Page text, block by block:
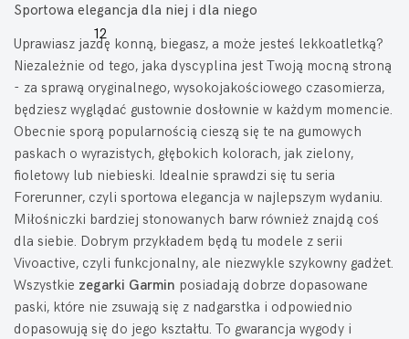
Sportowa elegancja dla niej i dla niego
Uprawiasz jazdę konną, biegasz, a może jesteś lekkoatletką?
Niezależnie od tego, jaka dyscyplina jest Twoją mocną stroną
- za sprawą oryginalnego, wysokojakościowego czasomierza,
będziesz wyglądać gustownie dosłownie w każdym momencie.
Obecnie sporą popularnością cieszą się te na gumowych
paskach o wyrazistych, głębokich kolorach, jak zielony,
fioletowy lub niebieski. Idealnie sprawdzi się tu seria
Forerunner, czyli sportowa elegancja w najlepszym wydaniu.
Miłośniczki bardziej stonowanych barw również znajdą coś
dla siebie. Dobrym przykładem będą tu modele z serii
Vivoactive, czyli funkcjonalny, ale niezwykle szykowny gadżet.
Wszystkie zegarki Garmin posiadają dobrze dopasowane
paski, które nie zsuwają się z nadgarstka i odpowiednio
dopasowują się do jego kształtu. To gwarancja wygody i